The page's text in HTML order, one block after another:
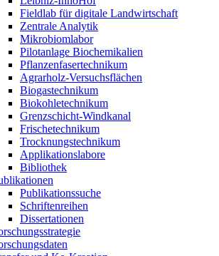
Fieldlab für digitale Landwirtschaft
Zentrale Analytik
Mikrobiomlabor
Pilotanlage Biochemikalien
Pflanzenfasertechnikum
Agrarholz-Versuchsflächen
Biogastechnikum
Biokohletechnikum
Grenzschicht-Windkanal
Frischetechnikum
Trocknungstechnikum
Applikationslabore
Bibliothek
Publikationssuche
Schriftenreihen
Dissertationen